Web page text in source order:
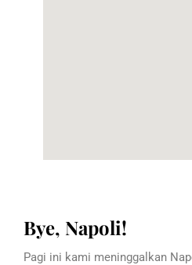
Bye, Napoli!
Pagi ini kami meninggalkan